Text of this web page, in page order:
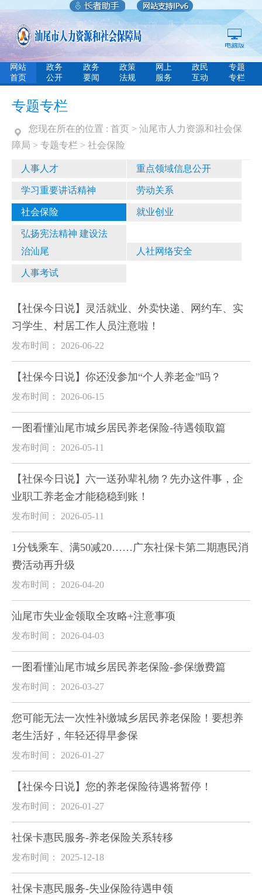
网站
首页
政务
公开
政务
要闻
政策
法规
网上
服务
政民
互动
专题
专栏
专题专栏
您现在所在的位置 : 首页 > 汕尾市人力资源和社会保
障局 > 专题专栏 > 社会保险
人事人才 重点领域信息公开
学习重要讲话精神 劳动关系
社会保险 就业创业
弘扬宪法精神 建设法
治汕尾
人社网络安全
人事考试
【社保今日说】灵活就业、外卖快递、网约车、实
习学生、村居工作人员注意啦！
发布时间： 2026-06-22
【社保今日说】你还没参加“个人养老金”吗？
发布时间： 2026-06-15
一图看懂汕尾市城乡居民养老保险-待遇领取篇
发布时间： 2026-05-11
【社保今日说】六一送孙辈礼物？先办这件事，企
业职工养老金才能稳稳到账！
发布时间： 2026-05-11
1分钱乘车、满50减20……广东社保卡第二期惠民消
费活动再升级
发布时间： 2026-04-20
汕尾市失业金领取全攻略+注意事项
发布时间： 2026-04-03
一图看懂汕尾市城乡居民养老保险-参保缴费篇
发布时间： 2026-03-27
您可能无法一次性补缴城乡居民养老保险！要想养
老生活好，年轻还得早参保
发布时间： 2026-01-27
【社保今日说】您的养老保险待遇将暂停！
发布时间： 2026-01-27
社保卡惠民服务-养老保险关系转移
发布时间： 2025-12-18
社保卡惠民服务-失业保险待遇申领